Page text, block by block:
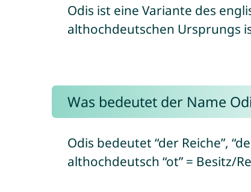
Odis ist eine Variante des
althochdeutschen Ursprungs
Was bedeutet der Name
Odis bedeutet “der Reiche”,
althochdeutsch “ot” = Besitz/